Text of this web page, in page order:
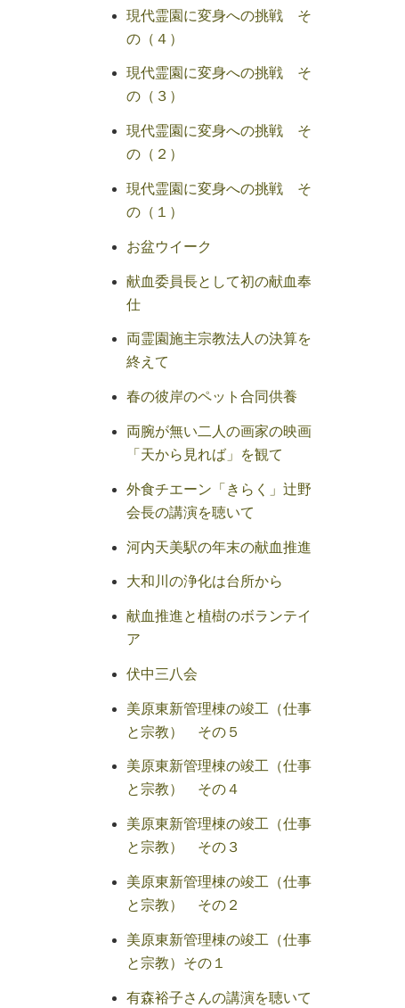
現代霊園に変身への挑戦 そ
の（４）
現代霊園に変身への挑戦 そ
の（３）
現代霊園に変身への挑戦 そ
の（２）
現代霊園に変身への挑戦 そ
の（１）
お盆ウイーク
献血委員長として初の献血奉
仕
両霊園施主宗教法人の決算を
終えて
春の彼岸のペット合同供養
両腕が無い二人の画家の映画
「天から見れば」を観て
外食チエーン「きらく」辻野
会長の講演を聴いて
河内天美駅の年末の献血推進
大和川の浄化は台所から
献血推進と植樹のボランテイ
ア
伏中三八会
美原東新管理棟の竣工（仕事
と宗教） その５
美原東新管理棟の竣工（仕事
と宗教） その４
美原東新管理棟の竣工（仕事
と宗教） その３
美原東新管理棟の竣工（仕事
と宗教） その２
美原東新管理棟の竣工（仕事
と宗教）その１
有森裕子さんの講演を聴いて